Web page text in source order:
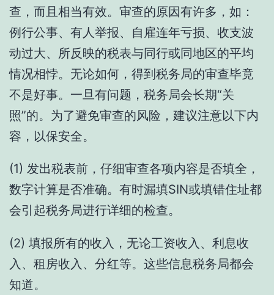
查，而且相当有效。审查的原因有许多，如：
例行公事、有人举报、自雇连年亏损、收支波
动过大、所反映的税表与同行或同地区的平均
情况相悖。无论如何，得到税务局的审查毕竟
不是好事。一旦有问题，税务局会长期“关
照”的。为了避免审查的风险，建议注意以下内
容，以保安全。
(1) 发出税表前，仔细审查各项内容是否填全，
数字计算是否准确。有时漏填SIN或填错住址都
会引起税务局进行详细的检查。
(2) 填报所有的收入，无论工资收入、利息收
入、租房收入、分红等。这些信息税务局都会
知道。